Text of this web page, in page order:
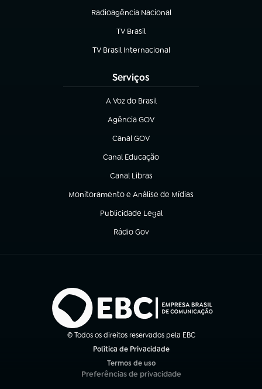
Radioagência Nacional
(abre em nova aba)
TV Brasil
(abre em nova aba)
TV Brasil Internacional
(abre em nova aba)
Serviços
A Voz do Brasil
(abre em nova aba)
Agência GOV
(abre em nova aba)
Canal GOV
(abre em nova aba)
Canal Educação
(abre em nova aba)
Canal Libras
(abre em nova aba)
Monitoramento e Análise de Mídias
(abre em nova aba)
Publicidade Legal
(abre em nova aba)
Rádio Gov
(abre em nova aba)
© Todos os direitos reservados pela EBC
Política de Privacidade
Termos de uso
(abre em nova aba)
Preferências de privacidade